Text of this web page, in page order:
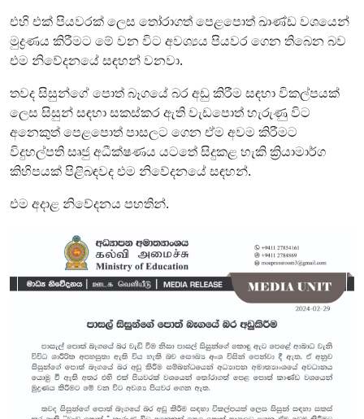
එහි එක් පියවරක් ලෙස තෝරාගත් පෙළපොත් ඛාණ්ඩ වශයෙන්
මුද්‍රණය කිරීමට මේ වන විට අවශ්‍යය පියවර ගෙන තිබෙන බව
එම නිවේදනයේ සඳහන් වනවා.
තවද සිසුන්ගේ පොත් බෑගයේ බර අඩු කිරීම සඳහා විකල්පයක්
ලෙස සිසුන් සඳහා සකස්කර ඇති වැඩපොත් හැරුණු විට
අනෙකුත් පෙළපොත් පාසලට ගෙන ඒම අවම කිරීමට
විදුහල්පති සෘජු අධීක්ෂණය යටතේ සිදුකළ හැකි ක්‍රියාමාර්ග
කිහිපයක් පිළිබඳවද එම නිවේදනයේ සඳහන්.
එම අදාළ නිවේදනය පහතින්.